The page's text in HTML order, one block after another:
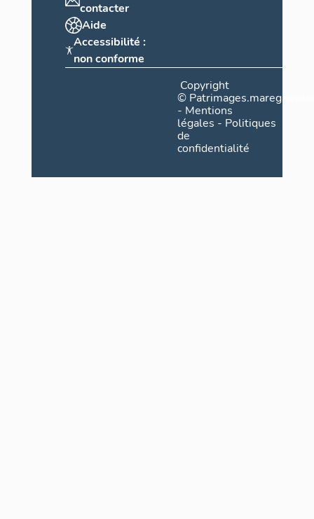
contacter
Aide
Accessibilité :
non conforme
Copyright
©
- Mentions
légales - Politiques
de
confidentialité